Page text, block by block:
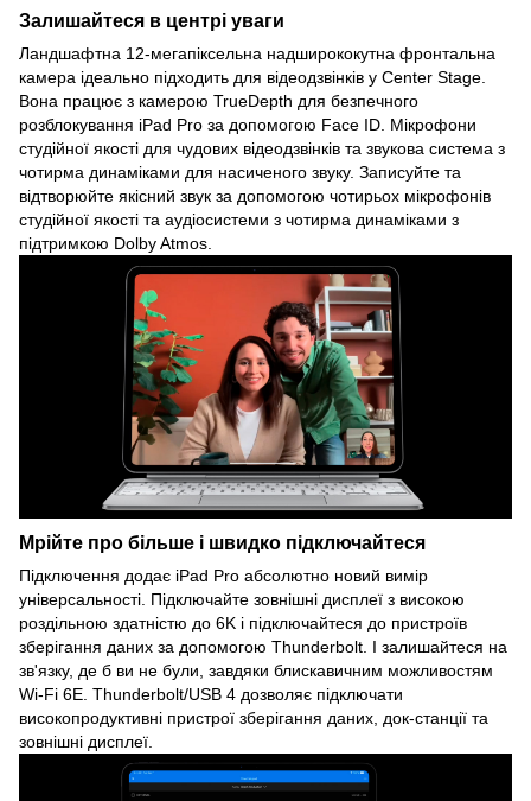
Залишайтеся в центрі уваги
Ландшафтна 12-мегапіксельна надширококутна фронтальна
камера ідеально підходить для відеодзвінків у Center Stage.
Вона працює з камерою TrueDepth для безпечного
розблокування iPad Pro за допомогою Face ID. Мікрофони
студійної якості для чудових відеодзвінків та звукова система з
чотирма динаміками для насиченого звуку. Записуйте та
відтворюйте якісний звук за допомогою чотирьох мікрофонів
студійної якості та аудіосистеми з чотирма динаміками з
підтримкою Dolby Atmos.
Мрійте про більше і швидко підключайтеся
Підключення додає iPad Pro абсолютно новий вимір
універсальності. Підключайте зовнішні дисплеї з високою
роздільною здатністю до 6K і підключайтеся до пристроїв
зберігання даних за допомогою Thunderbolt. І залишайтеся на
зв'язку, де б ви не були, завдяки блискавичним можливостям
Wi-Fi 6E. Thunderbolt/USB 4 дозволяє підключати
високопродуктивні пристрої зберігання даних, док-станції та
зовнішні дисплеї.